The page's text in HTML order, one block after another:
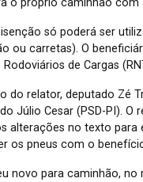
o próprio caminhão com
só poderá ser
ou carretas). O
de Cargas
do relator, deputado Zé
Júlio Cesar (PSD-PI).
alterações no texto
os pneus com o
novo para caminhão,